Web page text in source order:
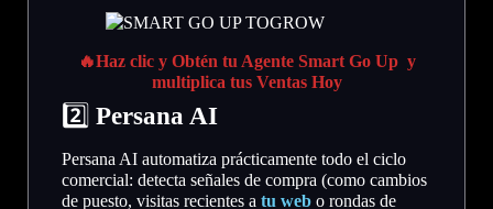
🔥Haz clic y Obtén tu Agente Smart Go Up y
multiplica tus Ventas Hoy
2️ Persana AI
Persana AI automatiza prácticamente todo el ciclo
comercial: detecta señales de compra (como cambios
de puesto, visitas recientes a tu web o rondas de